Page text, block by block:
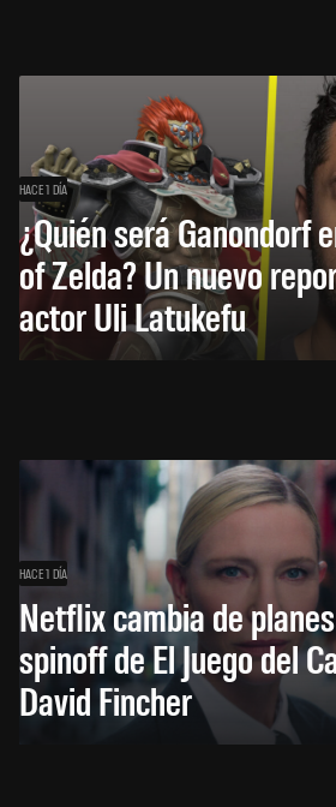
HACE 1 DÍA
¿Quién será Ganondorf
of Zelda? Un nuevo
actor Uli Latukefu
HACE 1 DÍA
Netflix cambia de
spinoff de El Juego del
David Fincher